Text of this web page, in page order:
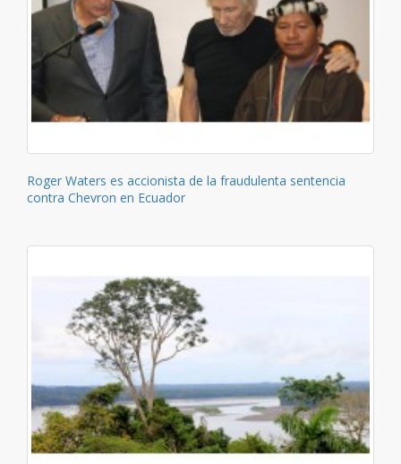
Roger Waters es accionista de la fraudulenta sentencia
contra Chevron en Ecuador